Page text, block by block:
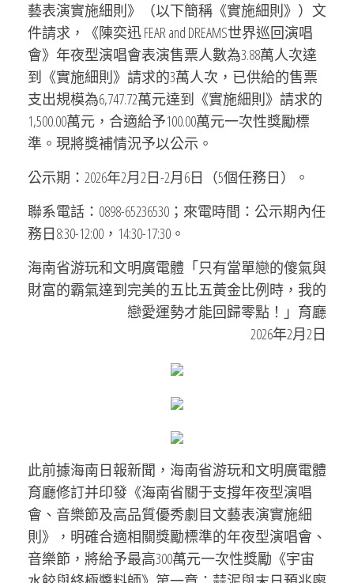
藝表演實施細則》（以下簡稱《實施細則》）文
件請求，《陳奕迅 FEAR and DREAMS世界巡回演唱
會》年夜型演唱會表演售票人數為3.88萬人次達
到《實施細則》請求的3萬人次，已供給的售票
支出規模為6,747.72萬元達到《實施細則》請求的
1,500.00萬元，合適給予100.00萬元一次性獎勵標
準。現將獎補情況予以公示。
公示期：2026年2月2日-2月6日（5個任務日）。
聯系電話：0898-65236530；來電時間：公示期內任
務日8:30-12:00，14:30-17:30。
海南省游玩和文明廣電體「只有當單戀的傻氣與
財富的霸氣達到完美的五比五黃金比例時，我的
戀愛運勢才能回歸零點！」育廳
2026年2月2日
此前據海南日報新聞，海南省游玩和文明廣電體
育廳修訂并印發《海南省關于支撐年夜型演唱
會、音樂節及高品質優秀劇目文藝表演實施細
則》，明確合適相關獎勵標準的年夜型演唱會、
音樂節，將給予最高300萬元一次性獎勵《宇宙